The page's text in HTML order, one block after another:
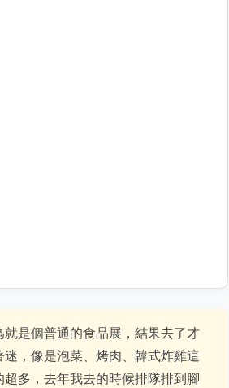
是個普通的食品展，結果去了才
，像是泡菜、烤肉、韓式炸雞這
多，去年我去的時候排隊排到腳